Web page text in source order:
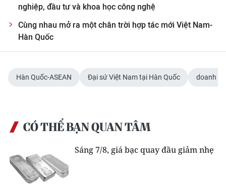
РУССКИЙ
nghiệp, đầu tư và khoa học công nghệ
Cùng nhau mở ra một chân trời hợp tác mới Việt Nam-
Hàn Quốc
Hàn Quốc-ASEAN Đại sứ Việt Nam tại Hàn Quốc doanh
CÓ THỂ BẠN QUAN TÂM
Sáng 7/8, giá bạc quay đầu giảm nhẹ